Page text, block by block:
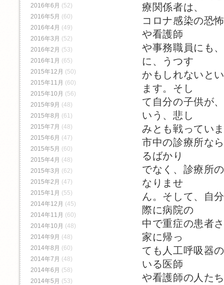
療関係者は、
コロナ感染の恐
や看護師
や事務職員にも
に、うつす
かもしれないと
ます。そし
て自分の子供が
いう、悲し
みとも戦ってい
市中の診療所な
るばかり
でなく、診療所
なりませ
ん。そして、自
際に病院の
中で重症の患者
家に帰っ
ても人工呼吸器
いる医師
や看護師の人た
2016年6月 (52)
2016年5月 (60)
2016年4月 (49)
2016年3月 (52)
2016年2月 (53)
2016年1月 (65)
2015年12月 (50)
2015年11月 (60)
2015年10月 (56)
2015年9月 (48)
2015年8月 (61)
2015年7月 (48)
2015年6月 (47)
2015年5月 (60)
2015年4月 (48)
2015年3月 (62)
2015年2月 (47)
2015年1月 (55)
2014年12月 (45)
2014年11月 (60)
2014年10月 (48)
2014年9月 (48)
2014年8月 (60)
2014年7月 (48)
2014年6月 (58)
2014年5月 (53)